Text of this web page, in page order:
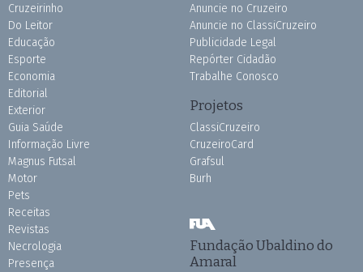
Cruzeirinho
Do Leitor
Educação
Esporte
Economia
Editorial
Exterior
Guia Saúde
Informação Livre
Magnus Futsal
Motor
Pets
Receitas
Revistas
Necrologia
Presença
Anuncie no Cruzeiro
Anuncie no ClassiCruzeiro
Publicidade Legal
Repórter Cidadão
Trabalhe Conosco
Projetos
ClassiCruzeiro
CruzeiroCard
Grafsul
Burh
Fundação Ubaldino do
Amaral